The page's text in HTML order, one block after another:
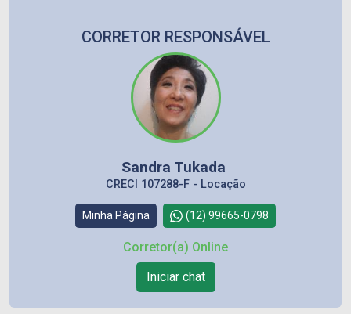
CORRETOR RESPONSÁVEL
Sandra Tukada
CRECI 107288-F - Locação
Minha Página (12) 99665-0798
Corretor(a) Online
Iniciar chat